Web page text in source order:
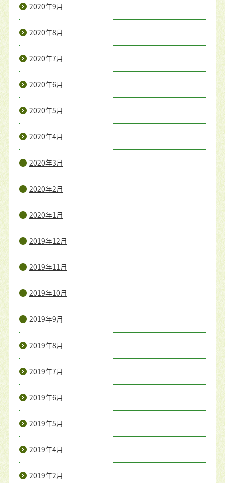
2020年9月
2020年8月
2020年7月
2020年6月
2020年5月
2020年4月
2020年3月
2020年2月
2020年1月
2019年12月
2019年11月
2019年10月
2019年9月
2019年8月
2019年7月
2019年6月
2019年5月
2019年4月
2019年2月